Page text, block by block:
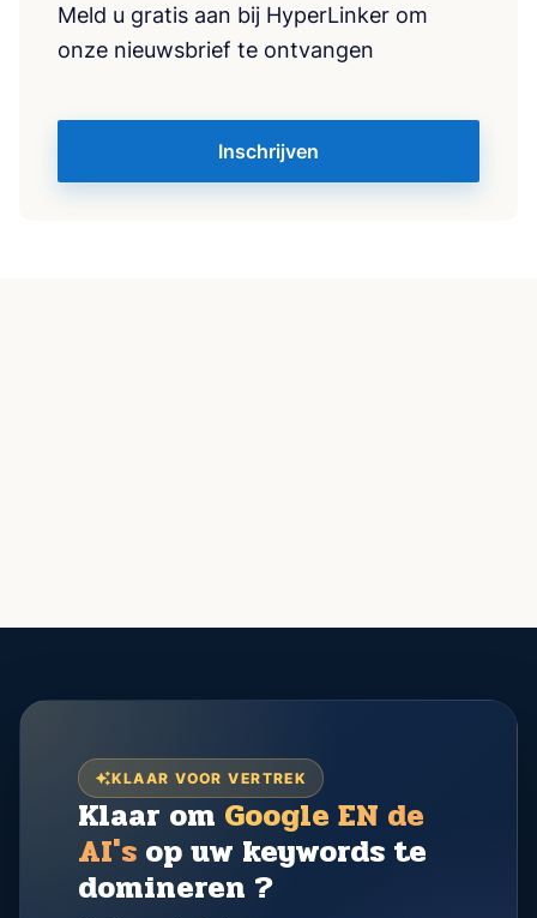
Meld u gratis aan bij HyperLinker om
onze nieuwsbrief te ontvangen
Inschrijven
KLAAR VOOR VERTREK
Klaar om Google EN de
AI's op uw keywords te
domineren ?